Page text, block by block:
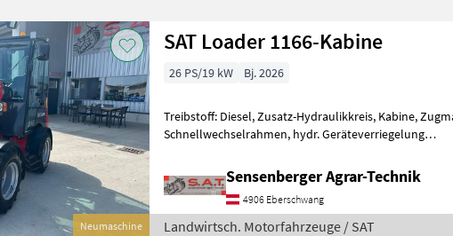
Neumaschine
SAT Loader 1166-Kabine
26 PS/19 kW Bj. 2026
Treibstoff: Diesel, Zusatz-Hydraulikkreis, Kabine,
Schnellwechselrahmen, hydr. Geräteverriegelung
Sensenberger Agrar-Technik
4906 Eberschwang
Landwirtsch. Motorfahrzeuge / SAT